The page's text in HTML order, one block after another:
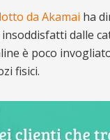
da Akamai ha
dalle
è poco
fisici.